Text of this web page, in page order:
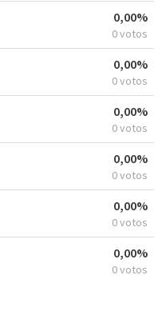
0,00%
0 votos
0,00%
0 votos
0,00%
0 votos
0,00%
0 votos
0,00%
0 votos
0,00%
0 votos